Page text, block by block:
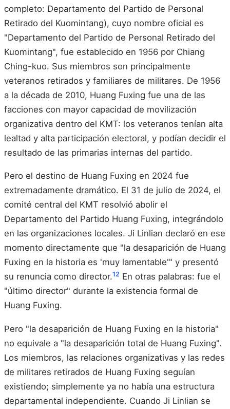
completo: Departamento del Partido de Personal
Retirado del Kuomintang), cuyo nombre oficial es
"Departamento del Partido de Personal Retirado del
Kuomintang", fue establecido en 1956 por Chiang
Ching-kuo. Sus miembros son principalmente
veteranos retirados y familiares de militares. De 1956
a la década de 2010, Huang Fuxing fue una de las
facciones con mayor capacidad de movilización
organizativa dentro del KMT: los veteranos tenían alta
lealtad y alta participación electoral, y podían decidir el
resultado de las primarias internas del partido.
Pero el destino de Huang Fuxing en 2024 fue
extremadamente dramático. El 31 de julio de 2024, el
comité central del KMT resolvió abolir el
Departamento del Partido Huang Fuxing, integrándolo
en las organizaciones locales. Ji Linlian declaró en ese
momento directamente que "la desaparición de Huang
Fuxing en la historia es 'muy lamentable'" y presentó
su renuncia como director.12 En otras palabras: fue el
"último director" durante la existencia formal de
Huang Fuxing.
Pero "la desaparición de Huang Fuxing en la historia"
no equivale a "la desaparición total de Huang Fuxing".
Los miembros, las relaciones organizativas y las redes
de militares retirados de Huang Fuxing seguían
existiendo; simplemente ya no había una estructura
departamental independiente. Cuando Ji Linlian se